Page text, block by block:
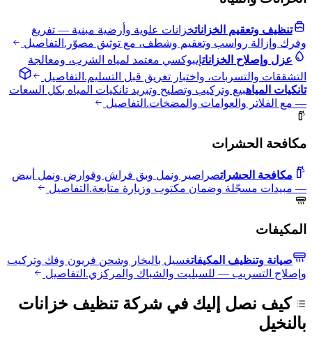
تنظيف وتعقيم الخزاناتخزانات علوية وأرضية مبنية — تفريغ
وفرك وإزالة رواسب وتعقيم وشطف، مع توثيق مصوّر. التفاصيل
عزل وإصلاح الخزاناتإيبوكسي معتمد لمياه الشرب، ومعالجة
التشققات والتسربات، واختبار تغريق قبل التسليم. التفاصيل
تانكيات المياهبيع وتركيب وتصليح وتبريد تانكيات المياه بكل السعات
— مع الفلاتر والعوامات والمضخات. التفاصيل
مكافحة الحشرات
مكافحة الحشراتصراصير ونمل وبق فراش وقوارض ونمل أبيض
— مبيدات مسجّلة وضمان مكتوب وزيارة متابعة. التفاصيل
المكيفات
صيانة وتنظيف المكيفاتغسيل بالبخار وشحن فريون وفك وتركيب
وإصلاح التسريب — للسبليت والشباك والمركزي. التفاصيل
كيف نصل إليك في شركة تنظيف خزانات
بالنخيل